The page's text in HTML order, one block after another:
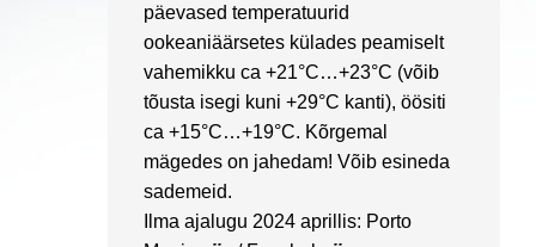
päevased temperatuurid
ookeaniäärsetes külades peamiselt
vahemikku ca +21°C…+23°C (võib
tõusta isegi kuni +29°C kanti), öösiti
ca +15°C…+19°C. Kõrgemal
mägedes on jahedam! Võib esineda
sademeid.
Ilma ajalugu 2024 aprillis: Porto